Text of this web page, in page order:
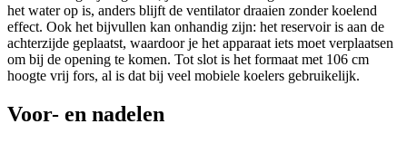
het water op is, anders blijft de ventilator draaien zonder koelend
effect. Ook het bijvullen kan onhandig zijn: het reservoir is aan de
achterzijde geplaatst, waardoor je het apparaat iets moet verplaatsen
om bij de opening te komen. Tot slot is het formaat met 106 cm
hoogte vrij fors, al is dat bij veel mobiele koelers gebruikelijk.
Voor- en nadelen